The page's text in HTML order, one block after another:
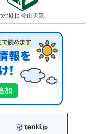
tenki.jp 登山天気